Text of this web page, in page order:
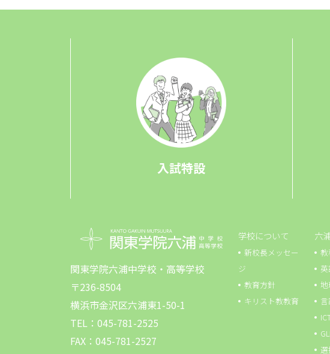
入試特設
関東学院六浦中学校・高等学校
〒236-8504
横浜市金沢区六浦東1-50-1
TEL：045-781-2525
FAX：045-781-2527
学校について
新校長メッセー
ジ
教育方針
キリスト教教育
六